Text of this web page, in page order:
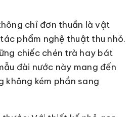
chỉ đơn thuần là vật
phẩm nghệ thuật thu nhỏ.
chiếc chén trà hay bát
đài nước này mang đến
không kém phần sang